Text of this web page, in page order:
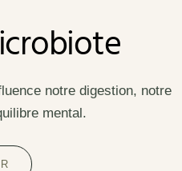
notre digestion, notre
mental.